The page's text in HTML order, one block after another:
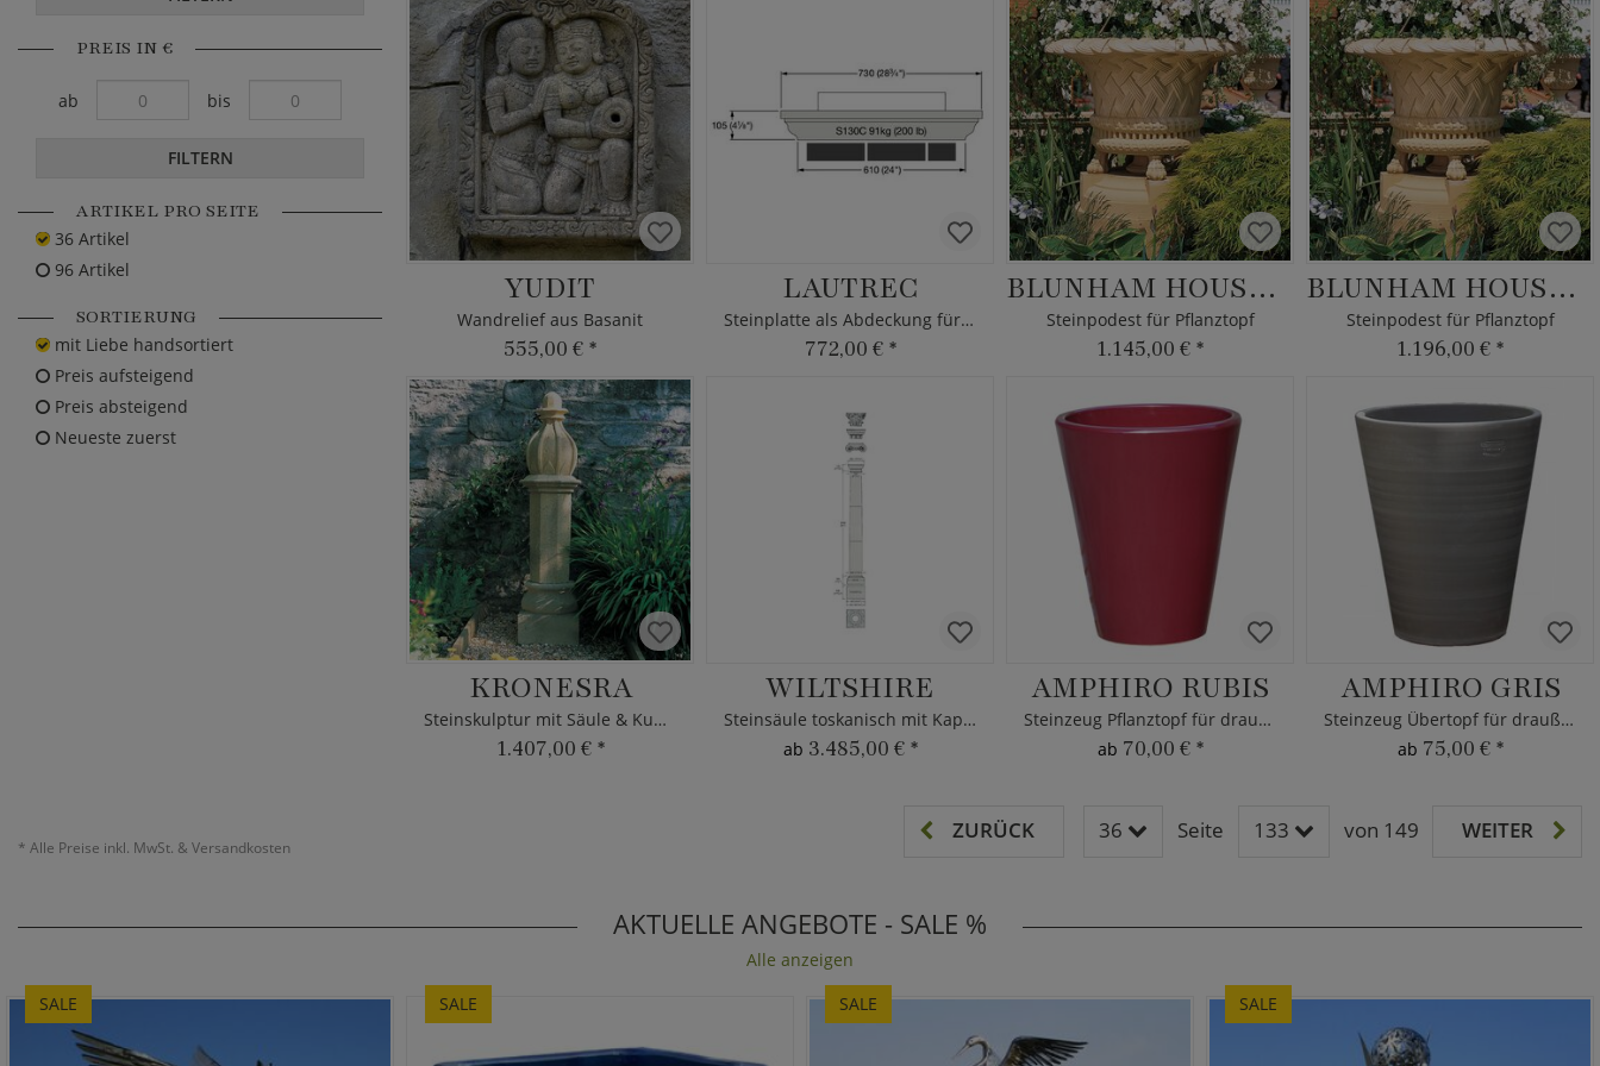
YUDIT
Wandrelief aus Basanit
555,00 € *
LAUTREC
Steinplatte als Abdeckung für Pfeiler
772,00 € *
BLUNHAM HOUSE UPPER PLINTH
Steinpodest für Pflanztopf
1.145,00 € *
BLUNHAM HOUSE LOWER PLINTH
Steinpodest für Pflanztopf
1.196,00 € *
KRONESRA
Steinskulptur mit Säule & Kuppel
1.407,00 € *
WILTSHIRE
Steinsäule toskanisch mit Kapitell
ab 3.485,00 € *
AMPHIRO RUBIS
Steinzeug Pflanztopf für draußen
ab 70,00 € *
AMPHIRO GRIS
Steinzeug Übertopf für draußen
ab 75,00 € *
PREIS IN €
ab bis
FILTERN
ARTIKEL PRO SEITE
36 Artikel
96 Artikel
SORTIERUNG
mit Liebe handsortiert
Preis aufsteigend
Preis absteigend
Neueste zuerst
* Alle Preise inkl. MwSt. & Versandkosten
ZURÜCK 36 Seite 133 von 149 WEITER
AKTUELLE ANGEBOTE - SALE %
Alle anzeigen
SALE
SALE SALE SALE